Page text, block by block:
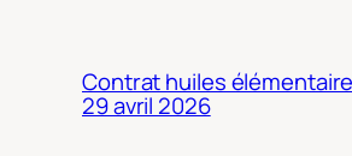
Contrat huiles
29 avril 2026